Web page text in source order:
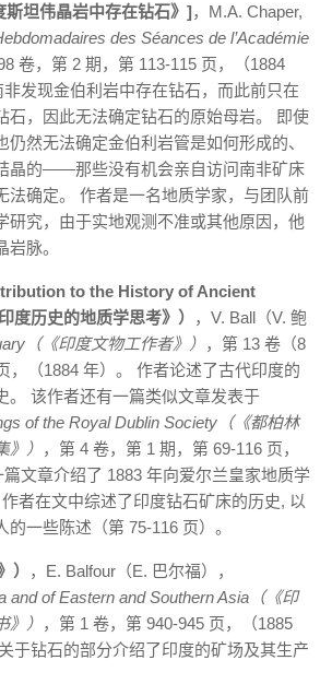
斯坦伟晶岩中存在钻石》]，M.A. Chaper,
des Séances de l’Académie
卷，第 2 期，第 113-115 页，（1884
发现金伯利岩中存在钻石，而此前只在
石，因此无法确定钻石的原始母岩。 即使
仍然无法确定金伯利岩管是如何形成的、
晶的——那些没有机会亲自访问南非矿床
法确定。 作者是一名地质学家，与团队前
研究，由于实地观测不准或其他原因，他
脉。
to the History of Ancient
度历史的地质学思考》）
，V. Ball（V. 鲍
（《印度文物工作者》） ，第 13 卷（8
，（1884 年）。 作者论述了古代印度的
。 该作者还有一篇类似文章发表于
of the Royal Dublin Society（《都柏林
） ，第 4 卷，第 1 期，第 69-116 页，
篇文章介绍了 1883 年向爱尔兰皇家地质学
者在文中综述了印度钻石矿床的历史, 以
一些陈述（第 75-116 页）。
）
，E. Balfour（E. 巴尔福），
and of Eastern and Southern Asia（《印
） ，第 1 卷，第 940-945 页，（1885
于钻石的部分介绍了印度的矿场及其生产